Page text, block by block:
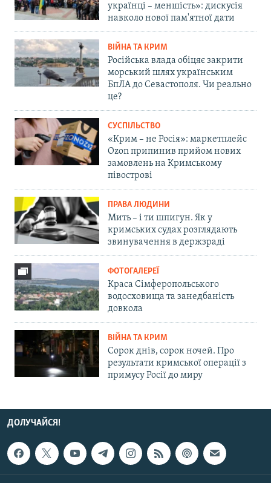
українці – меншість»: дискусія
навколо нової пам'ятної дати
ВІЙНА ТА КРИМ
Російська влада обіцяє закрити
морський шлях українським
БпЛА до Севастополя. Чи реально
це?
СУСПІЛЬСТВО
«Крим – не Росія»: маркетплейс
Ozon припинив прийом нових
замовлень на Кримському
півострові
ПРАВА ЛЮДИНИ
Мить – і ти шпигун. Як у
кримських судах розглядають
звинувачення в держзраді
ФОТОГАЛЕРЕЇ
Краса Сімферопольського
водосховища та занедбаність
довкола
ВІЙНА ТА КРИМ
Сорок днів, сорок ночей. Про
результати кримської операції з
примусу Росії до миру
ДОЛУЧАЙСЯ!